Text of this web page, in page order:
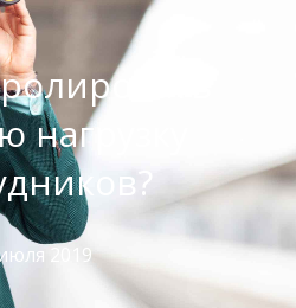
нагрузку
2019